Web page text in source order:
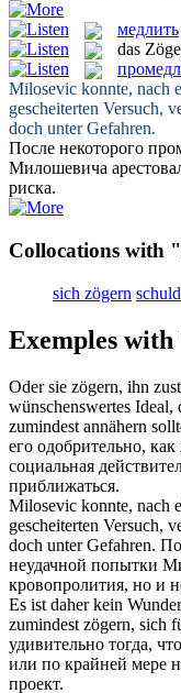
медлить
das
Milosevic konnte, nach
gescheiterten Versuch,
doch unter Gefahren.
После некоторого
Милошевича
риска.
Collocations with
sich zögern
Exemples
Oder sie zögern, ihn
wünschenswertes
zumindest annähern
его одобрительно,
социальная
приближаться.
Milosevic konnte, nach
gescheiterten Versuch,
doch unter Gefahren.
неудачной попытки
кровопролития, но и
Es ist daher kein
zumindest zögern, sich
удивительно тогда,
или по крайней мере
проект.